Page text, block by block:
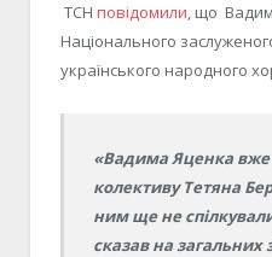
ТСН повідомили, що
Національного
українського народного
«Вадима Яценка вже
колективу Тетяна
ним ще не
сказав на загальних